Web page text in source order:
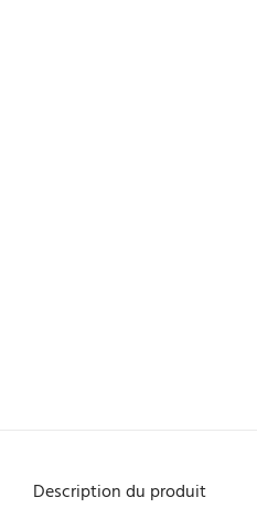
Description du produit